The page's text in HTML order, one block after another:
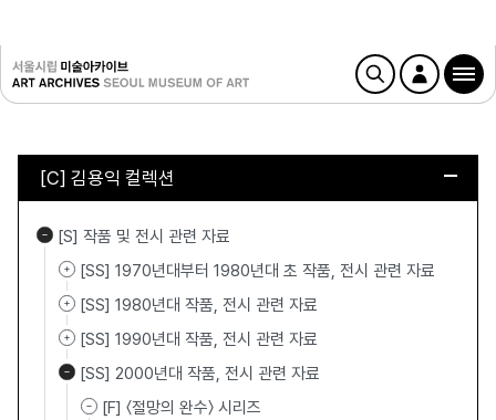
[C] 김용익 컬렉션
[S] 작품 및 전시 관련 자료
[SS] 1970년대부터 1980년대 초 작품, 전시 관련 자료
[SS] 1980년대 작품, 전시 관련 자료
[SS] 1990년대 작품, 전시 관련 자료
[SS] 2000년대 작품, 전시 관련 자료
[F] 〈절망의 완수〉 시리즈